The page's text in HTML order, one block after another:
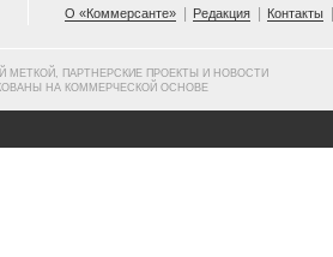
О «Коммерсанте»
Редакция Контакты
МЕТКОЙ, ПАРТНЕРСКИЕ ПРОЕКТЫ И НОВОСТИ
НА КОММЕРЧЕСКОЙ ОСНОВЕ